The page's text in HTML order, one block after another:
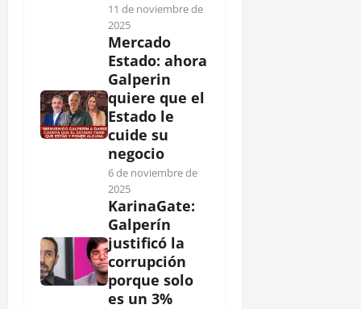
11 de noviembre de
2025
Mercado
Estado: ahora
Galperin
quiere que el
Estado le
cuide su
negocio
6 de noviembre de
2025
KarinaGate:
Galperín
justificó la
corrupción
porque solo
es un 3%